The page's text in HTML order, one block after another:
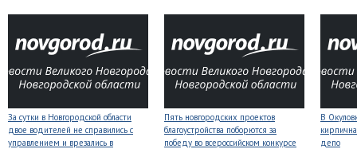
За сутки в Новгородской области
двое водителей не справились с
управлением и врезались в
Пять новгородских проектов
благоустройства поборются за
победу во всероссийском конкурсе
В
депо